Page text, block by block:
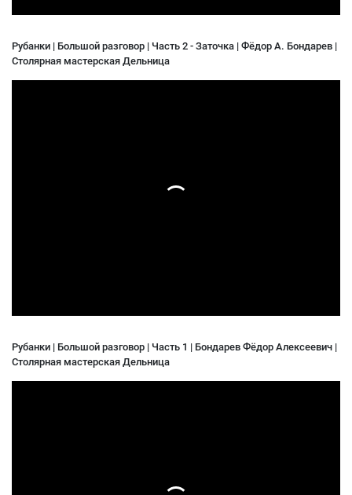
Рубанки | Большой разговор | Часть 2 - Заточка | Фёдор А. Бондарев |
Столярная мастерская Дельница
Рубанки | Большой разговор | Часть 1 | Бондарев Фёдор Алексеевич |
Столярная мастерская Дельница